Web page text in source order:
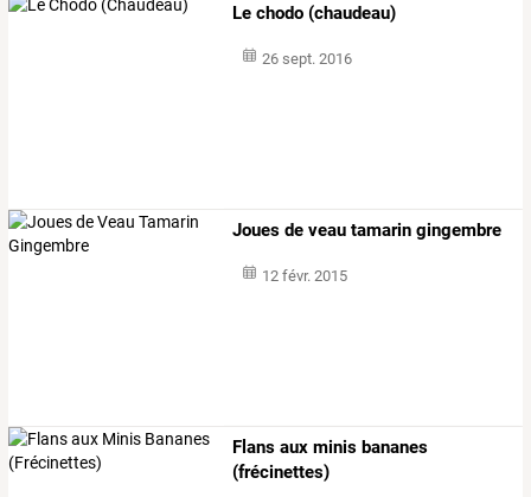
Le chodo (chaudeau)
26 sept. 2016
Joues de veau tamarin gingembre
12 févr. 2015
Flans aux minis bananes
(frécinettes)